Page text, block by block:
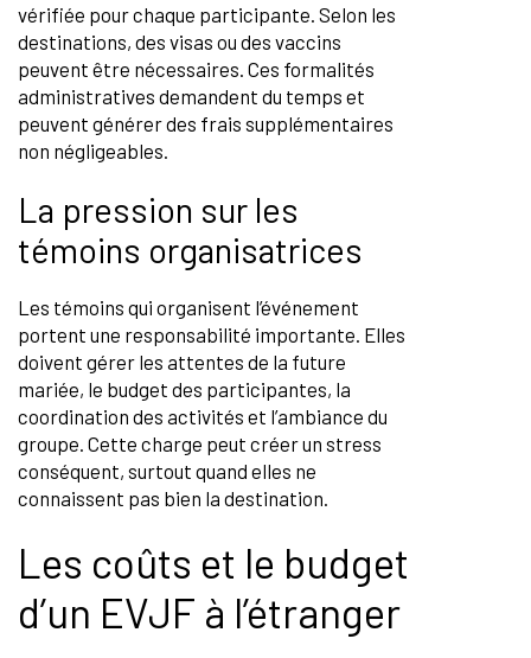
vérifiée pour chaque participante. Selon les
destinations, des visas ou des vaccins
peuvent être nécessaires. Ces formalités
administratives demandent du temps et
peuvent générer des frais supplémentaires
non négligeables.
La pression sur les
témoins organisatrices
Les témoins qui organisent l’événement
portent une responsabilité importante. Elles
doivent gérer les attentes de la future
mariée, le budget des participantes, la
coordination des activités et l’ambiance du
groupe. Cette charge peut créer un stress
conséquent, surtout quand elles ne
connaissent pas bien la destination.
Les coûts et le budget
d’un EVJF à l’étranger